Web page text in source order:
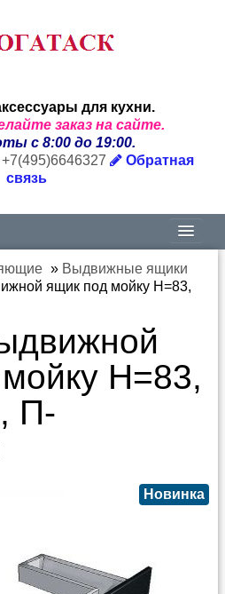
для кухни.
заказ на сайте.
с 8:00 до 19:00.
+7(495)6646327
Обратная
связь
» Выдвижные ящики
ящик под мойку H=83,
H=83,
П-
Новинка